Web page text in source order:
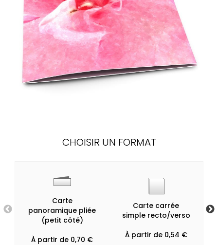
CHOISIR UN FORMAT
Carte
panoramique pliée
(petit côté)
À partir de 0,70 €
Carte carrée
simple recto/verso
À partir de 0,54 €